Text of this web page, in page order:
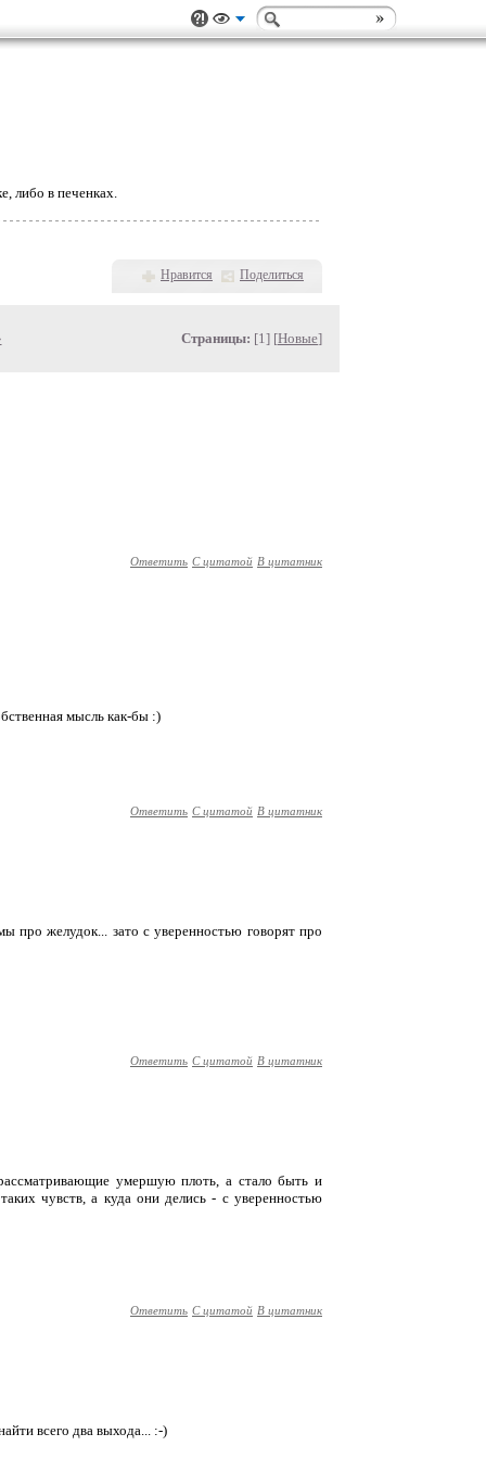
либо в печенках.
Нравится Поделиться
Страницы: [1] [Новые]
Ответить С цитатой В цитатник
мысль как-бы :)
Ответить С цитатой В цитатник
про желудок... зато с уверенностью говорят про
Ответить С цитатой В цитатник
умершую плоть, а стало быть и
чувств, а куда они делись - с уверенностью
Ответить С цитатой В цитатник
всего два выхода... :-)